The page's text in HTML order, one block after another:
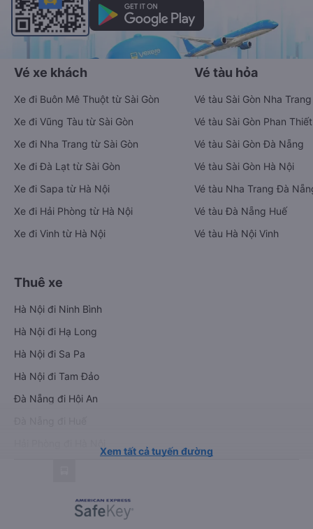
Vé xe khách
Xe đi Buôn Mê Thuột từ Sài Gòn
Xe đi Vũng Tàu từ Sài Gòn
Xe đi Nha Trang từ Sài Gòn
Xe đi Đà Lạt từ Sài Gòn
Xe đi Sapa từ Hà Nội
Xe đi Hải Phòng từ Hà Nội
Xe đi Vinh từ Hà Nội
Vé tàu hỏa
Vé tàu Sài Gòn Nha Trang
Vé tàu Sài Gòn Phan Thiết
Vé tàu Sài Gòn Đà Nẵng
Vé tàu Sài Gòn Hà Nội
Vé tàu Nha Trang Đà
Vé tàu Đà Nẵng Huế
Vé tàu Hà Nội Vinh
Thuê xe
Hà Nội đi Ninh Bình
Hà Nội đi Hạ Long
Hà Nội đi Sa Pa
Hà Nội đi Tam Đảo
Đà Nẵng đi Hội An
Xem tất cả tuyến đường